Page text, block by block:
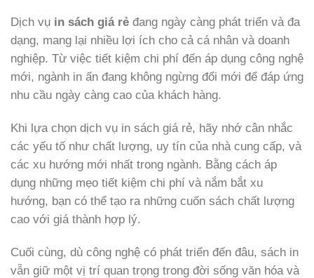
Dịch vụ in sách giá rẻ đang ngày càng phát triển và đa
dạng, mang lại nhiều lợi ích cho cả cá nhân và doanh
nghiệp. Từ việc tiết kiệm chi phí đến áp dụng công nghệ
mới, ngành in ấn đang không ngừng đổi mới để đáp ứng
nhu cầu ngày càng cao của khách hàng.
Khi lựa chọn dịch vụ in sách giá rẻ, hãy nhớ cân nhắc
các yếu tố như chất lượng, uy tín của nhà cung cấp, và
các xu hướng mới nhất trong ngành. Bằng cách áp
dụng những mẹo tiết kiệm chi phí và nắm bắt xu
hướng, bạn có thể tạo ra những cuốn sách chất lượng
cao với giá thành hợp lý.
Cuối cùng, dù công nghệ có phát triển đến đâu, sách in
vẫn giữ một vị trí quan trọng trong đời sống văn hóa và